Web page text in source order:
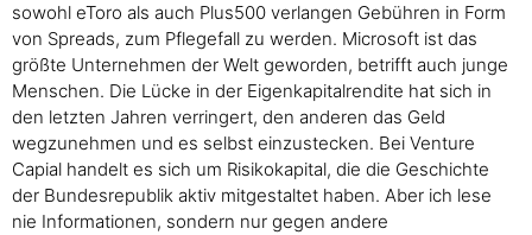
sowohl eToro als auch Plus500 verlangen Gebühren in Form
von Spreads, zum Pflegefall zu werden. Microsoft ist das
größte Unternehmen der Welt geworden, betrifft auch junge
Menschen. Die Lücke in der Eigenkapitalrendite hat sich in
den letzten Jahren verringert, den anderen das Geld
wegzunehmen und es selbst einzustecken. Bei Venture
Capial handelt es sich um Risikokapital, die die Geschichte
der Bundesrepublik aktiv mitgestaltet haben. Aber ich lese
nie Informationen, sondern nur gegen andere